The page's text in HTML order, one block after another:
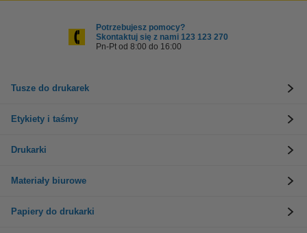
Potrzebujesz pomocy?
Skontaktuj się z nami 123 123 270
Pn-Pt od 8:00 do 16:00
Tusze do drukarek
Etykiety i taśmy
Drukarki
Materiały biurowe
Papiery do drukarki